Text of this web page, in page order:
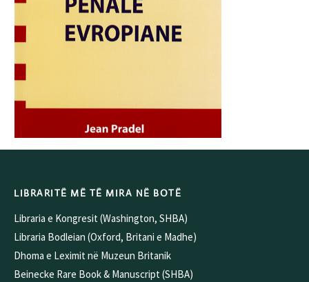
LIBRARITË MË TË MIRA NË BOTË
Libraria e Kongresit (Washington, SHBA)
Libraria Bodleian (Oxford, Britani e Madhe)
Dhoma e Leximit në Muzeun Britanik
Beinecke Rare Book & Manuscript (SHBA)